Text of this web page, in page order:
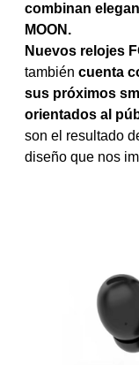
combinan
MOON.
Nuevos relojes
también cuenta
sus próximos
orientados al
son el resultado
diseño que nos